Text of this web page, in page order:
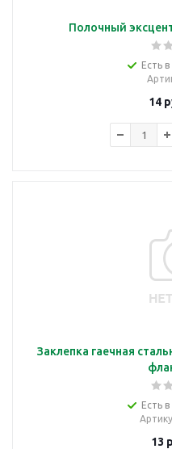
Полочный
Есть
14
Заклепка гаечная
Есть
13